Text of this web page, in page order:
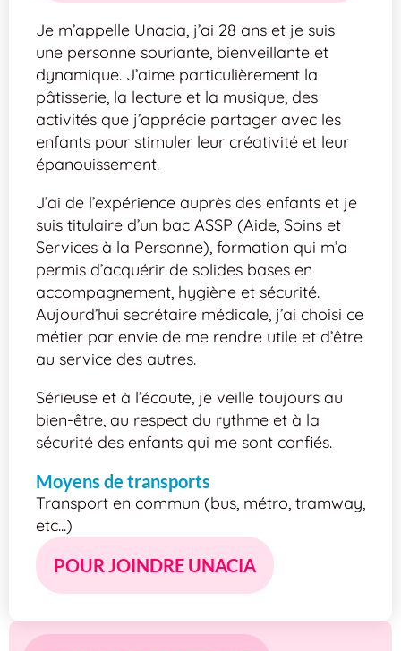
Je m’appelle Unacia, j’ai 28 ans et je suis
une personne souriante, bienveillante et
dynamique. J’aime particulièrement la
pâtisserie, la lecture et la musique, des
activités que j’apprécie partager avec les
enfants pour stimuler leur créativité et leur
épanouissement.
J’ai de l’expérience auprès des enfants et je
suis titulaire d’un bac ASSP (Aide, Soins et
Services à la Personne), formation qui m’a
permis d’acquérir de solides bases en
accompagnement, hygiène et sécurité.
Aujourd’hui secrétaire médicale, j’ai choisi ce
métier par envie de me rendre utile et d’être
au service des autres.
Sérieuse et à l’écoute, je veille toujours au
bien-être, au respect du rythme et à la
sécurité des enfants qui me sont confiés.
Moyens de transports
Transport en commun (bus, métro, tramway,
etc...)
POUR JOINDRE UNACIA